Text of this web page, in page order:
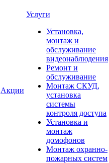
Акции
Услуги
Установка,
монтаж и
обслуживание
видеонаблюдения
Ремонт и
обслуживание
Монтаж СКУД,
установка
системы
контроля доступа
Установка и
монтаж
домофонов
Монтаж охранно-
пожарных систем